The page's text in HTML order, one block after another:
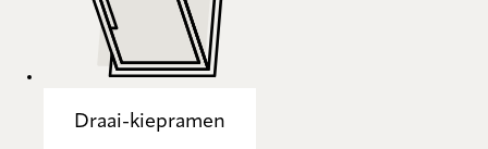
Draai-kiepramen